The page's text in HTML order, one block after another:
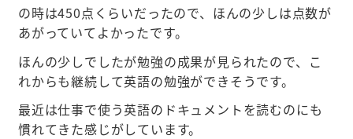
の時は450点くらいだったので、ほんの少しは点数が
あがっていてよかったです。
ほんの少しでしたが勉強の成果が見られたので、こ
れからも継続して英語の勉強ができそうです。
最近は仕事で使う英語のドキュメントを読むのにも
慣れてきた感じがしています。